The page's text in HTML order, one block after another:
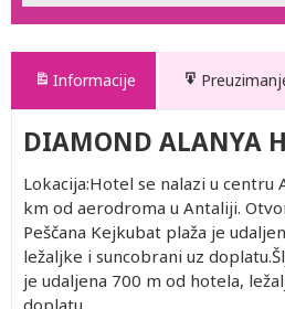
Informacije
DIAMOND ALANYA
Lokacija:Hotel se nalazi u centru
km od aerodroma u Antaliji.
Peščana Kejkubat plaža je
ležaljke i suncobrani uz
je udaljena 700 m od hotela,
doplatu.